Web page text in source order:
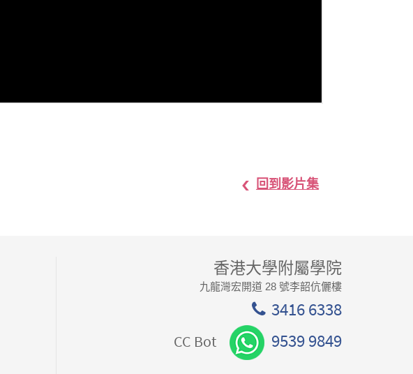
回到影片集
香港大學附屬學院
九龍灣宏開道 28 號李韶伉儷樓
3416 6338
CC Bot 9539 9849